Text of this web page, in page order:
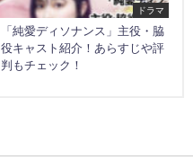
ドラマ
「純愛ディソナンス」主役・脇
役キャスト紹介！あらすじや評
判もチェック！